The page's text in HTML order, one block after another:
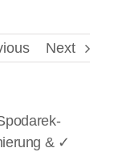
Next
& ✓